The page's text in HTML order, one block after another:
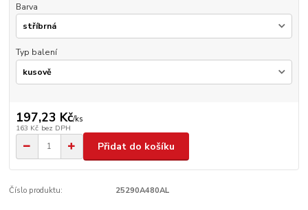
Barva
Typ balení
197,23 Kč/ks
163 Kč bez DPH
Přidat do košíku
Číslo produktu: 25290A480AL